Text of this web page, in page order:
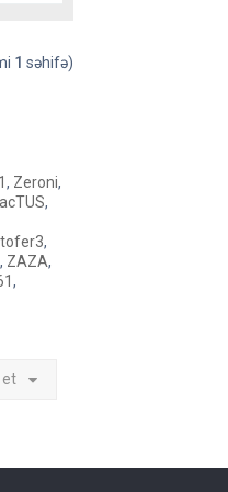
ı
1 səhifə)
, Zeroni,
,
,
, ZAZA,
,
et